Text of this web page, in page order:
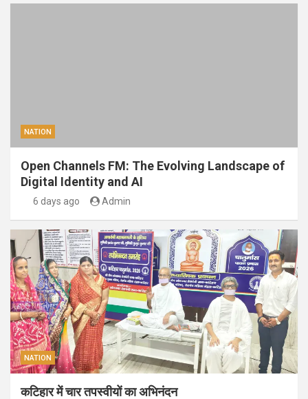
NATION
Open Channels FM: The Evolving Landscape of
Digital Identity and AI
6 days ago Admin
NATION
कटिहार में चार तपस्वीयों का अभिनंदन